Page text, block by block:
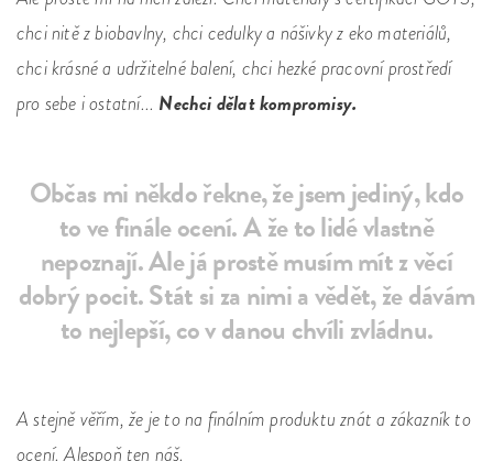
chci nitě z biobavlny, chci cedulky a nášivky z eko materiálů,
chci krásné a udržitelné balení, chci hezké pracovní prostředí
pro sebe i ostatní... Nechci dělat kompromisy.
Občas mi někdo řekne, že jsem jediný, kdo
to ve finále ocení. A že to lidé vlastně
nepoznají. Ale já prostě musím mít z věcí
dobrý pocit. Stát si za nimi a vědět, že dávám
to nejlepší, co v danou chvíli zvládnu.
A stejně věřím, že je to na finálním produktu znát a zákazník to
ocení. Alespoň ten náš.